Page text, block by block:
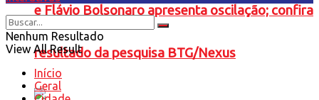
e Flávio Bolsonaro apresenta oscilação; confira
resultado da pesquisa BTG/Nexus
Nenhum Resultado
View All Result
Início
Geral